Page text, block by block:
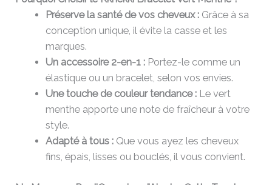
Préserve la santé de vos cheveux :Grâce à sa
conception unique, il évite la casse et les
marques.
Un accessoire 2-en-1 :Portez-le comme un
élastique ou un bracelet, selon vos envies.
Une touche de couleur tendance :Le vert
menthe apporte une note de fraîcheur à votre
style.
Adapté à tous :Que vous ayez les cheveux
fins, épais, lisses ou bouclés, il vous convient.